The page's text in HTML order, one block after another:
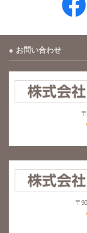
お問い合わせ
〒